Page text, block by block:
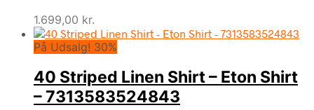
1.699,00 kr.
På Udsalg! 30%
40 Striped Linen Shirt – Eton Shirt
– 7313583524843